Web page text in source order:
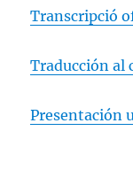
Transcripció
Traducción al
Presentación